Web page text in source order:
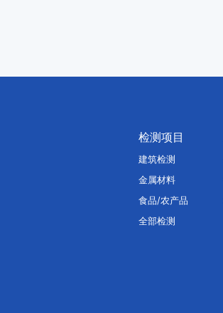
检测项目
建筑检测
金属材料
食品/农产品
全部检测